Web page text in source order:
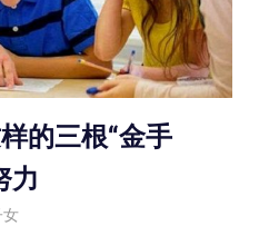
的三根“金手
力
女